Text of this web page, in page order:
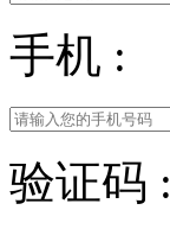
手机 :
验证码 :